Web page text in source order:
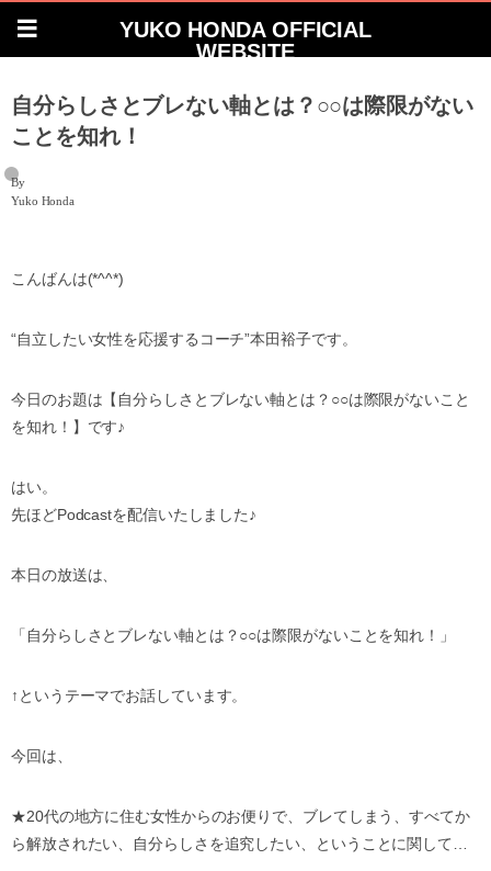
YUKO HONDA OFFICIAL
WEBSITE
自分らしさとブレない軸とは？○○は際限がない
ことを知れ！
By
Yuko Honda
こんばんは(*^^*)
“自立したい女性を応援するコーチ”本田裕子です。
今日のお題は【自分らしさとブレない軸とは？○○は際限がないこと
を知れ！】です♪
はい。
先ほどPodcastを配信いたしました♪
本日の放送は、
「自分らしさとブレない軸とは？○○は際限がないことを知れ！」
↑というテーマでお話しています。
今回は、
★20代の地方に住む女性からのお便りで、ブレてしまう、すべてか
ら解放されたい、自分らしさを追究したい、ということに関して…